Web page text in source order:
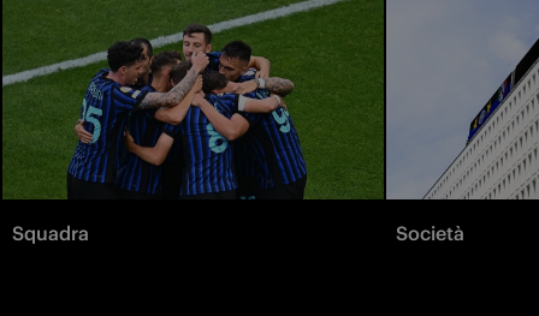
Squadra Società